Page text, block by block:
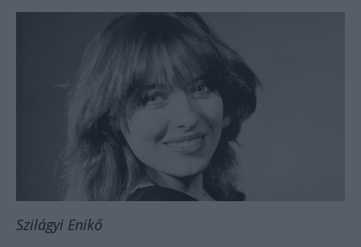
Szilágyi Enikő